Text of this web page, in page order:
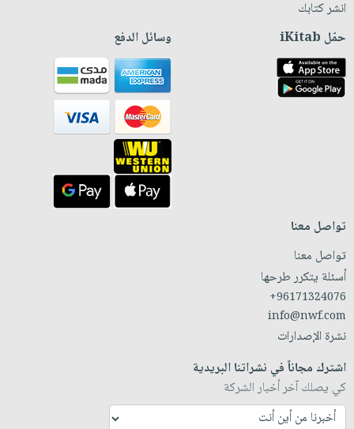
انشر كتابك
حمّل iKitab وسائل الدفع
تواصل معنا
تواصل معنا
أسئلة يتكرر طرحها
+96171324076
info@nwf.com
نشرة الإصدارات
اشترك مجاناً في نشراتنا البريدية
كي يصلك آخر أخبار الشركة